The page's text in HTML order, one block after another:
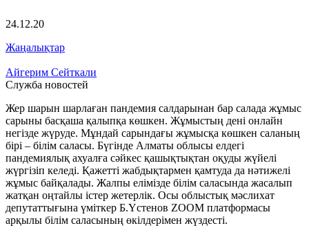
24.12.20
Жаңалықтар
Айгерим Сейткали
Служба новостей
Жер шарын шарлаған пандемия салдарынан бар салада жұмыс
сарыны басқаша қалыпқа көшкен. Жұмыстың дені онлайн
негізде жүруде. Мұндай сарындағы жұмысқа көшкен саланың
бірі – білім саласы. Бүгінде Алматы облысы елдегі
пандемиялық ахуалға сәйкес қашықтықтан оқуды жүйелі
жүргізіп келеді. Қажетті жабдықтармен қамтуда да нәтижелі
жұмыс байқалады. Жалпы елімізде білім саласында жасалып
жатқан оңтайлы істер жетерлік. Осы облыстық мәслихат
депутаттығына үміткер Б.Үстенов ZOOM платформасы
арқылы білім саласының өкілдерімен жүздесті.